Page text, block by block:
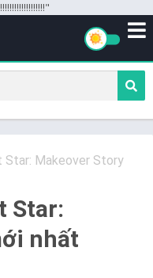
Star: Makeover Story
Star:
nhất